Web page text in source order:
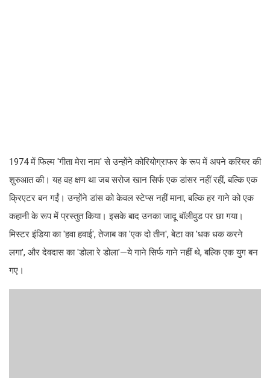
1974 में फिल्म 'गीता मेरा नाम' से उन्होंने कोरियोग्राफर के रूप में अपने करियर की
शुरुआत की। यह वह क्षण था जब सरोज खान सिर्फ एक डांसर नहीं रहीं, बल्कि एक
क्रिएटर बन गईं। उन्होंने डांस को केवल स्टेप्स नहीं माना, बल्कि हर गाने को एक
कहानी के रूप में प्रस्तुत किया। इसके बाद उनका जादू बॉलीवुड पर छा गया।
मिस्टर इंडिया का 'हवा हवाई', तेजाब का 'एक दो तीन', बेटा का 'धक धक करने
लगा', और देवदास का 'डोला रे डोला'—ये गाने सिर्फ गाने नहीं थे, बल्कि एक युग बन
गए।